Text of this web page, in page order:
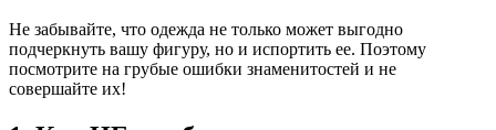
Не забывайте, что одежда не только может выгодно
подчеркнуть вашу фигуру, но и испортить ее. Поэтому
посмотрите на грубые ошибки знаменитостей и не
совершайте их!